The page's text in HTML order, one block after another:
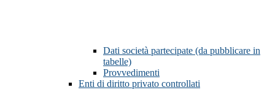
Dati società partecipate (da pubblicare in
tabelle)
Provvedimenti
Enti di diritto privato controllati